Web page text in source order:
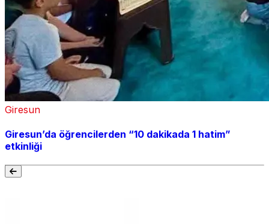
Giresun
Giresun’da öğrencilerden “10 dakikada 1 hatim”
etkinliği